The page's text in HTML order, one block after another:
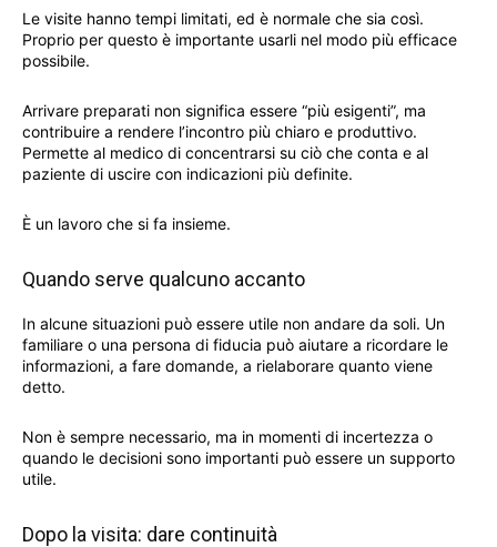
Le visite hanno tempi limitati, ed è normale che sia così.
Proprio per questo è importante usarli nel modo più efficace
possibile.
Arrivare preparati non significa essere “più esigenti”, ma
contribuire a rendere l’incontro più chiaro e produttivo.
Permette al medico di concentrarsi su ciò che conta e al
paziente di uscire con indicazioni più definite.
È un lavoro che si fa insieme.
Quando serve qualcuno accanto
In alcune situazioni può essere utile non andare da soli. Un
familiare o una persona di fiducia può aiutare a ricordare le
informazioni, a fare domande, a rielaborare quanto viene
detto.
Non è sempre necessario, ma in momenti di incertezza o
quando le decisioni sono importanti può essere un supporto
utile.
Dopo la visita: dare continuità